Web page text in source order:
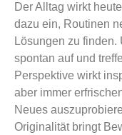
Der Alltag wirkt
dazu ein, Routinen
Lösungen zu
spontan auf und
Perspektive wirkt
aber immer
Neues
Originalität bringt